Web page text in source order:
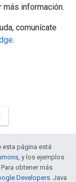
más información.
comunícate
.
esta página está
, y los ejemplos
. Para obtener más
Developers . Java